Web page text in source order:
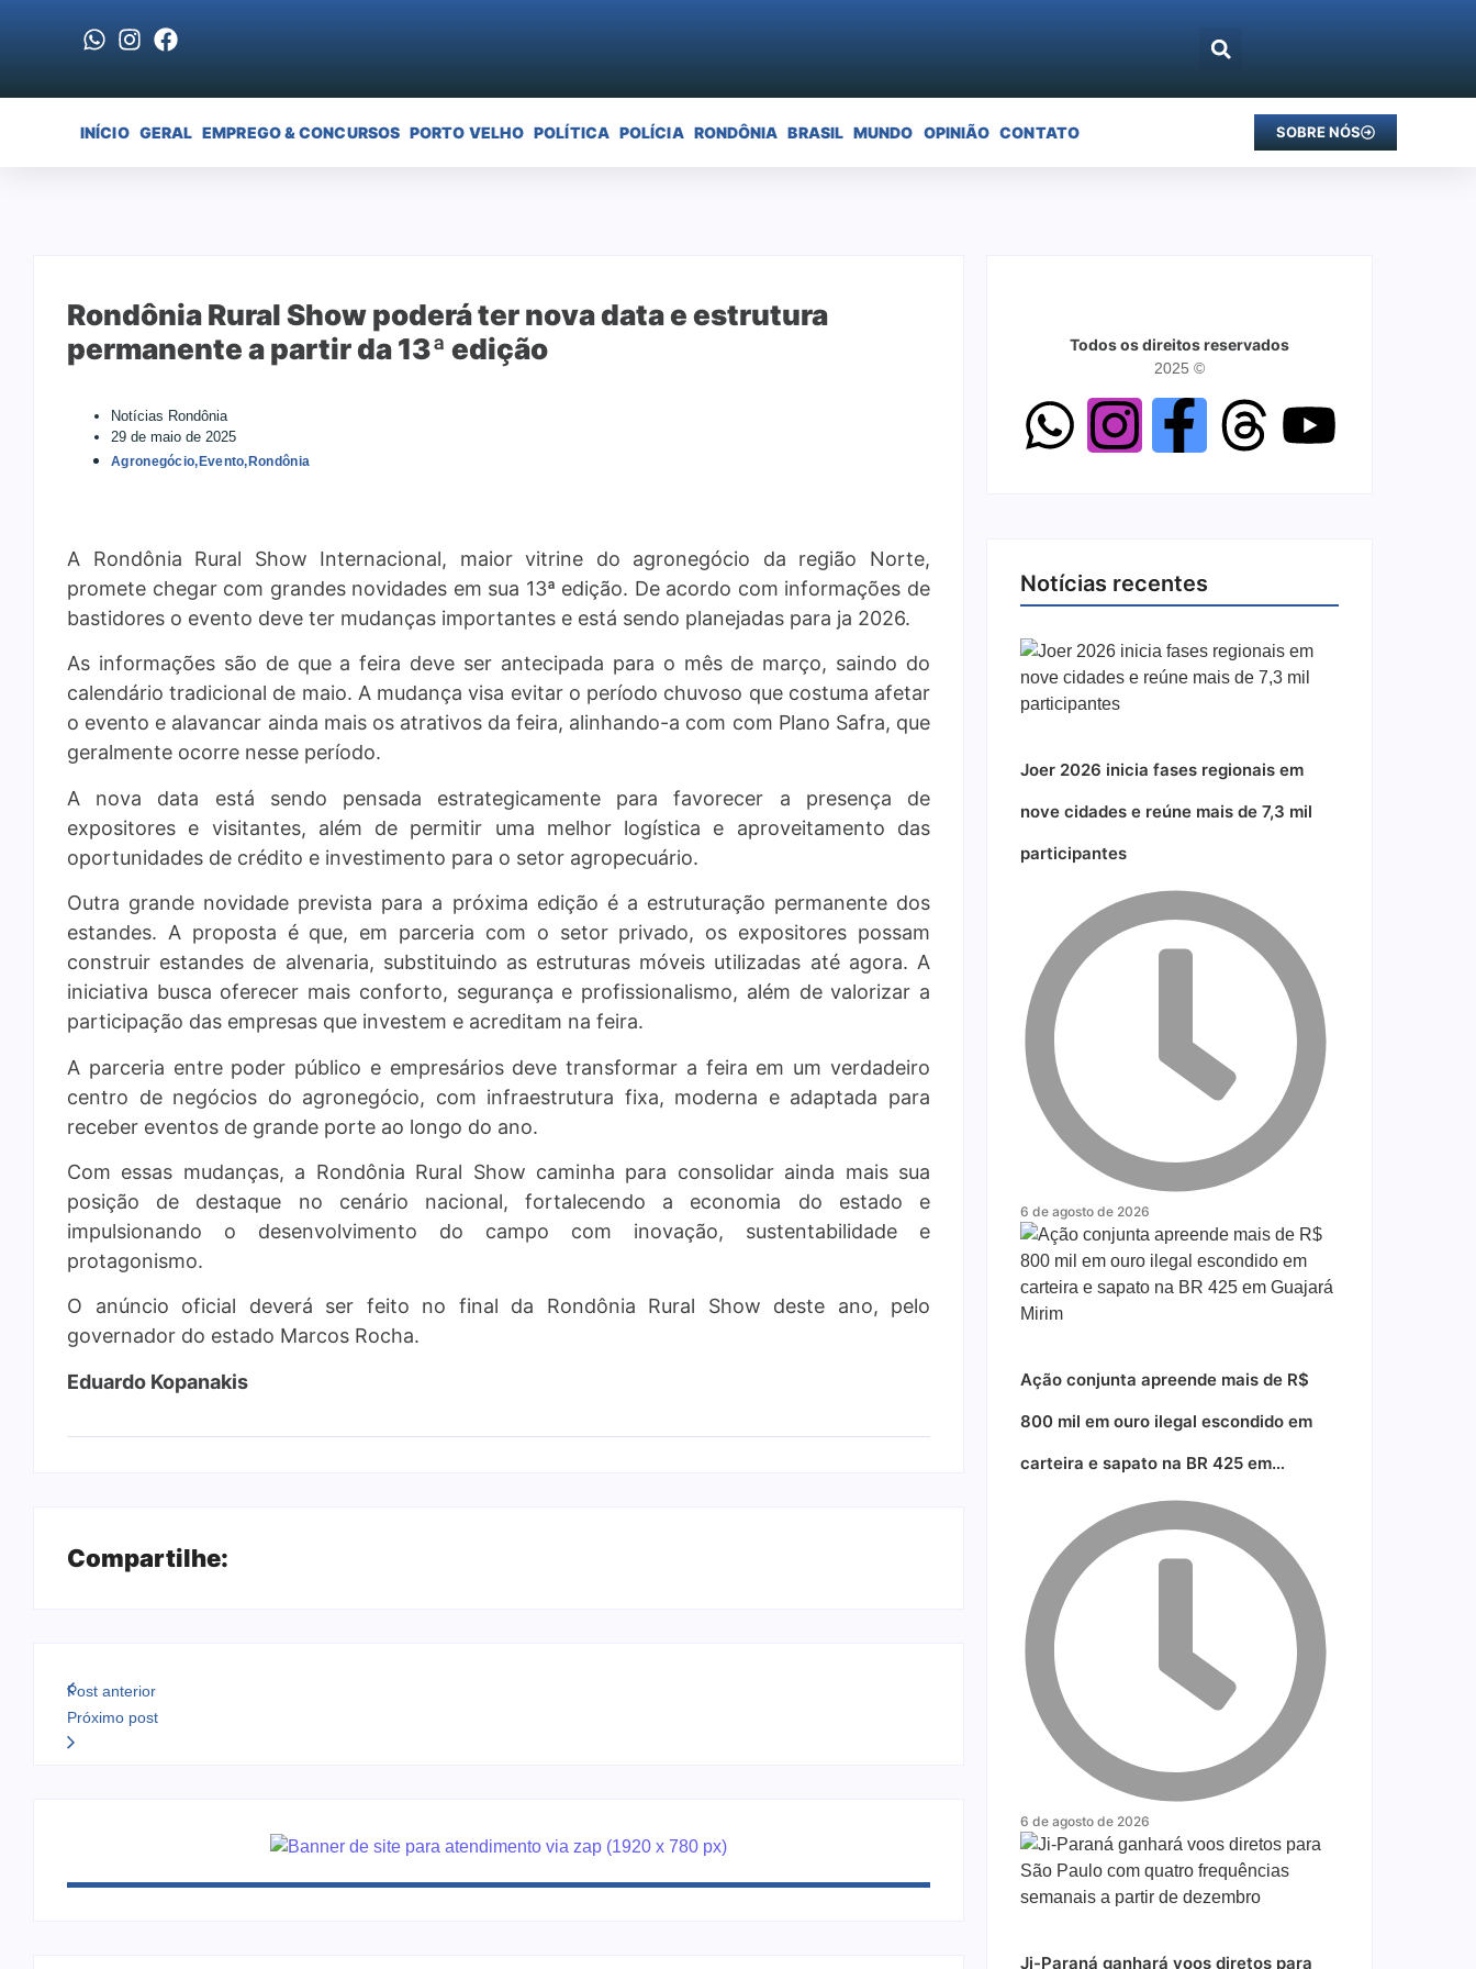
INÍCIO GERAL EMPREGO & CONCURSOS PORTO VELHO POLÍTICA POLÍCIA RONDÔNIA BRASIL MUNDO OPINIÃO CONTATO SOBRE NÓS
Rondônia Rural Show poderá ter nova data e estrutura
permanente a partir da 13ª edição
Notícias Rondônia
29 de maio de 2025
Agronegócio, Evento, Rondônia
A Rondônia Rural Show Internacional, maior vitrine do agronegócio da região Norte,
promete chegar com grandes novidades em sua 13ª edição. De acordo com informações de
bastidores o evento deve ter mudanças importantes e está sendo planejadas para ja 2026.
As informações são de que a feira deve ser antecipada para o mês de março, saindo do
calendário tradicional de maio. A mudança visa evitar o período chuvoso que costuma afetar
o evento e alavancar ainda mais os atrativos da feira, alinhando-a com com Plano Safra, que
geralmente ocorre nesse período.
A nova data está sendo pensada estrategicamente para favorecer a presença de
expositores e visitantes, além de permitir uma melhor logística e aproveitamento das
oportunidades de crédito e investimento para o setor agropecuário.
Outra grande novidade prevista para a próxima edição é a estruturação permanente dos
estandes. A proposta é que, em parceria com o setor privado, os expositores possam
construir estandes de alvenaria, substituindo as estruturas móveis utilizadas até agora. A
iniciativa busca oferecer mais conforto, segurança e profissionalismo, além de valorizar a
participação das empresas que investem e acreditam na feira.
A parceria entre poder público e empresários deve transformar a feira em um verdadeiro
centro de negócios do agronegócio, com infraestrutura fixa, moderna e adaptada para
receber eventos de grande porte ao longo do ano.
Com essas mudanças, a Rondônia Rural Show caminha para consolidar ainda mais sua
posição de destaque no cenário nacional, fortalecendo a economia do estado e
impulsionando o desenvolvimento do campo com inovação, sustentabilidade e
protagonismo.
O anúncio oficial deverá ser feito no final da Rondônia Rural Show deste ano, pelo
governador do estado Marcos Rocha.
Eduardo Kopanakis
Compartilhe:
Post anterior
Próximo post
Todos os direitos reservados
2025 ©
Notícias recentes
Joer 2026 inicia fases regionais em
nove cidades e reúne mais de 7,3 mil
participantes
6 de agosto de 2026
Ação conjunta apreende mais de R$
800 mil em ouro ilegal escondido em
carteira e sapato na BR 425 em…
6 de agosto de 2026
Ji-Paraná ganhará voos diretos para